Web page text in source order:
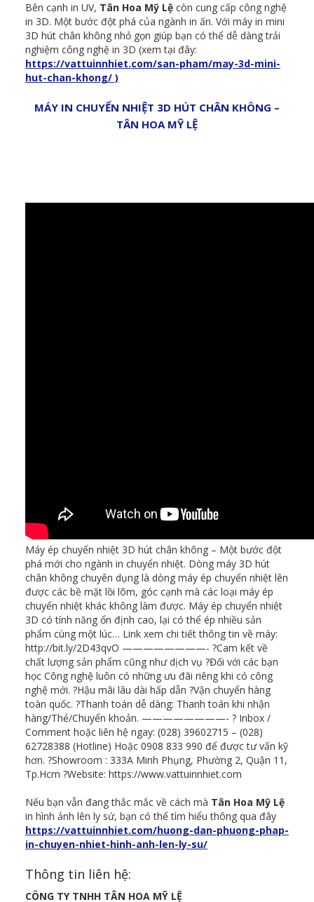
Bên cạnh in UV, Tân Hoa Mỹ Lệ còn cung cấp công nghệ
in 3D. Một bước đột phá của ngành in ấn. Với máy in mini
3D hút chân không nhỏ gọn giúp bạn có thể dễ dàng trải
nghiệm công nghệ in 3D (xem tại đây:
https://vattuinnhiet.com/san-pham/may-3d-mini-
hut-chan-khong/ )
MÁY IN CHUYỂN NHIỆT 3D HÚT CHÂN KHÔNG –
TÂN HOA MỸ LỆ
Máy ép chuyển nhiệt 3D hút chân không – Một bước đột
phá mới cho ngành in chuyển nhiệt. Dòng máy 3D hút
chân không chuyên dụng là dòng máy ép chuyển nhiệt lên
được các bề mặt lồi lõm, góc cạnh mà các loại máy ép
chuyển nhiệt khác không làm được. Máy ép chuyển nhiệt
3D có tính năng ổn định cao, lại có thể ép nhiều sản
phẩm cùng một lúc… Link xem chi tiết thông tin về máy:
http://bit.ly/2D43qvO ————————- ?Cam kết về
chất lượng sản phẩm cũng như dịch vụ ?Đối với các bạn
học Công nghệ luôn có những ưu đãi riêng khi có công
nghệ mới. ?Hậu mãi lâu dài hấp dẫn ?Vận chuyển hàng
toàn quốc. ?Thanh toán dễ dàng: Thanh toán khi nhận
hàng/Thẻ/Chuyển khoản. ————————- ? Inbox /
Comment hoặc liên hệ ngay: (028) 39602715 – (028)
62728388 (Hotline) Hoặc 0908 833 990 để được tư vấn kỹ
hơn. ?Showroom : 333A Minh Phụng, Phường 2, Quận 11,
Tp.Hcm ?Website: https://www.vattuinnhiet.com
Nếu bạn vẫn đang thắc mắc về cách mà Tân Hoa Mỹ Lệ
in hình ảnh lên ly sứ, bạn có thể tìm hiểu thông qua đây
https://vattuinnhiet.com/huong-dan-phuong-phap-
in-chuyen-nhiet-hinh-anh-len-ly-su/
Thông tin liên hệ:
CÔNG TY TNHH TÂN HOA MỸ LỆ